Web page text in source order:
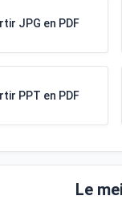
JPG en PDF
PPT en PDF
Le